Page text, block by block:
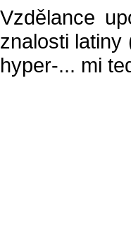
Vzdělance
znalosti
hyper-... mi